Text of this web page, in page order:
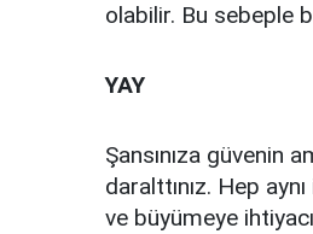
olabilir. Bu sebeple
YAY
Şansınıza güvenin
daralttınız. Hep
ve büyümeye